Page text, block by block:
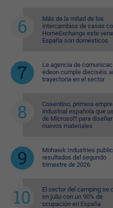
Más de la mitad de los
intercambios de casas
HomeExchange este
España son domésticos
La agencia de
edeon cumple dieciséis
trayectoria en el sector
Cosentino, primera
industrial española que
de Microsoft para diseñar
nuevos materiales
Mohawk Industries
resultados del segundo
trimestre de 2026
El sector del camping se
en julio con un 90% de
ocupación en España